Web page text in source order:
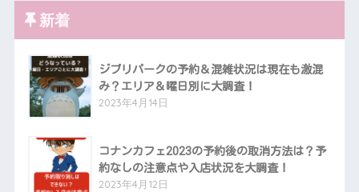
新着
ジブリパークの予約＆混雑状況は現在も激混
み？エリア＆曜日別に大調査！
2023年4月14日
コナンカフェ2023の予約後の取消方法は？予
約なしの注意点や入店状況を大調査！
2023年4月12日